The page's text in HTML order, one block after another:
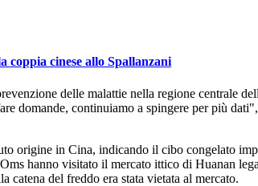
cinese allo Spallanzani
delle malattie nella regione centrale
domande, continuiamo a spingere per più
origine in Cina, indicando il cibo congelato
hanno visitato il mercato ittico di Huanan
catena del freddo era stata vietata al mercato.